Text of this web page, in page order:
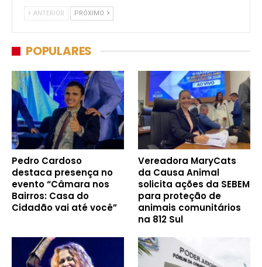
ANTERIOR PRÓXIMO
POPULARES
Pedro Cardoso
destaca presença no
evento “Câmara nos
Bairros: Casa do
Cidadão vai até você”
Vereadora MaryCats
da Causa Animal
solicita ações da SEBEM
para proteção de
animais comunitários
na 812 Sul